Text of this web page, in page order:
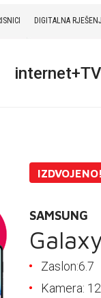
DIGITALNA
internet+TV
IZDVOJENO!
SAMSUNG
Zaslon:6.7
Kamera: